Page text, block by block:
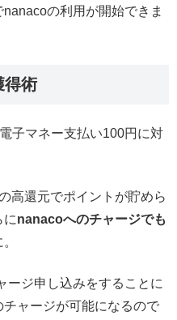
の利用が開始できま
得術
子マネー支払い100円に対
高還元でポイントが貯めら
にnanacoへのチャージでも
ージ申し込みをすることに
ャージが可能になるので